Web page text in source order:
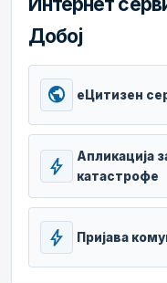
Добој
public еЦитизен
bolt
Апликација
катастрофе
bolt Пријава